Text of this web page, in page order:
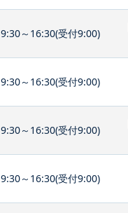
9:30～16:30(受付9:00)
9:30～16:30(受付9:00)
9:30～16:30(受付9:00)
9:30～16:30(受付9:00)